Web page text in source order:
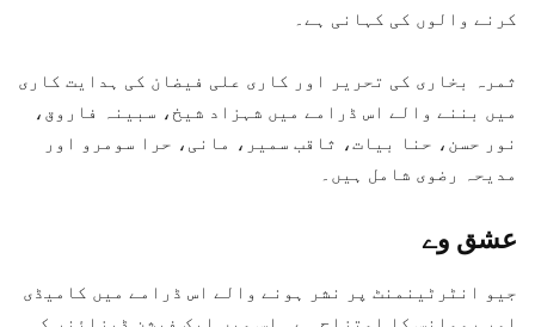
کرنے والوں کی کہانی ہے۔
ثمرہ بخاری کی تحریر اور کاری علی فیضان کی ہدایت کاری
میں بننے والے اس ڈرامے میں شہزاد شیخ، سبینہ فاروق،
نور حسن، حنا بیات، ثاقب سمیر، مانی، حرا سومرو اور
مدیحہ رضوی شامل ہیں۔
عشق وے
جیو انٹرٹینمنٹ پر نشر ہونے والے اس ڈرامے میں کامیڈی
اور رومانس کا امتزاج ہے۔ اس میں ایک فیشن ڈیزائنر کی